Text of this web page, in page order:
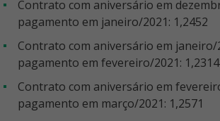
Contrato com aniversário em dezembro/2020 e
pagamento em janeiro/2021: 1,2452
Contrato com aniversário em janeiro/2021 e
pagamento em fevereiro/2021: 1,2314
Contrato com aniversário em fevereiro/2021 e
pagamento em março/2021: 1,2571